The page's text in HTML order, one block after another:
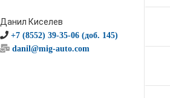
Данил Киселев
+7 (8552) 39-35-06 (доб. 145)
danil@mig-auto.com